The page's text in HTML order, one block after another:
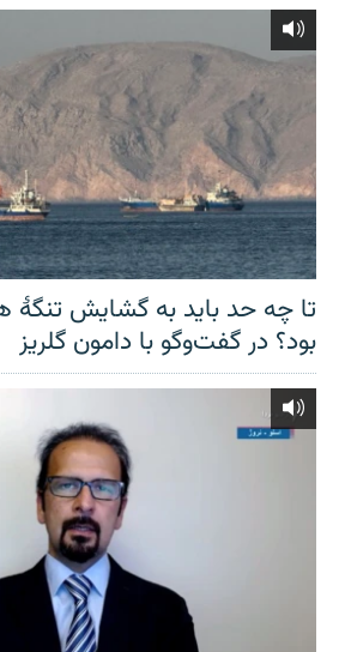
تا چه حد باید به گشایش تنگهٔ
بود؟ در گفت‌وگو با دامون گلریز